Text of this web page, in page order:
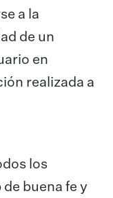
a la
de un
en
realizada a
los
buena fe y